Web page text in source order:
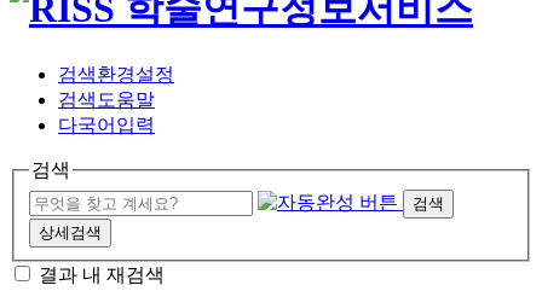
검색환경설정
검색도움말
다국어입력
검색
검색
상세검색
결과 내 재검색